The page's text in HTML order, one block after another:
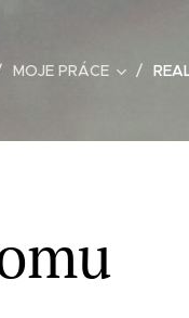
MOJE PRÁCE